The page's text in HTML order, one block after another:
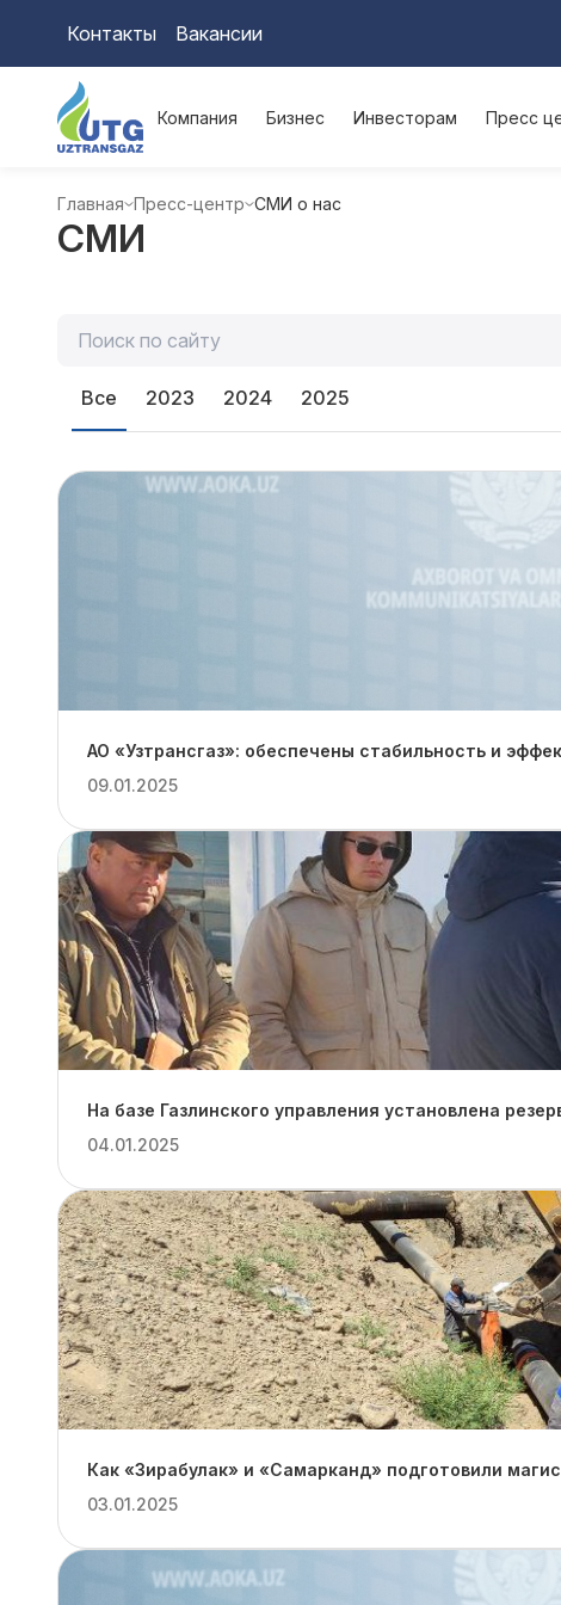
Контакты Вакансии
Компания Бизнес Инвесторам Пресс
Главная Пресс-центр СМИ о нас
СМИ
Все 2023 2024 2025
АО «Узтрансгаз»: обеспечены стабильность и
09.01.2025
На базе Газлинского управления установлена
04.01.2025
Как «Зирабулак» и «Самарканд» подготовили
03.01.2025